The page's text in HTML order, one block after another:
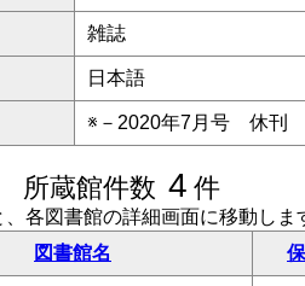
雑誌
日本語
※－2020年7月号 休刊
所蔵館件数 4 件
各図書館の詳細画面に移動しま
図書館名